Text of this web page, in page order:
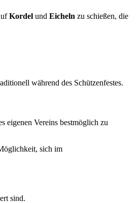
Kordel und Eicheln zu schießen, die
während des Schützenfestes.
eigenen Vereins bestmöglich zu
sich im
sind.